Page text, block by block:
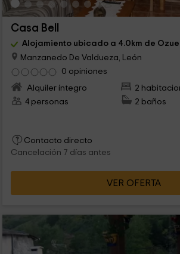
Casa Bell
Alojamiento ubicado a 4.0km de
Manzanedo De Valdueza, León
0 opiniones
Alquiler íntegro
2
4 personas
2 baños
Contacto directo
Cancelación 7 días antes
VER OFERTA